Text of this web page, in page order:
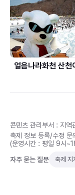
얼음나라화천 산천
콘텐츠 관리부서 : 지역
축제 정보 등록/수정 문
(운영시간 : 평일 9시
자주 묻는 질문 축제 지